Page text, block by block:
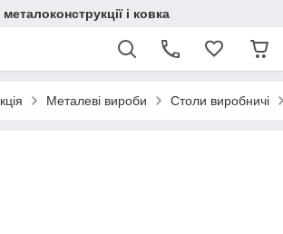
і ковка
Металеві вироби Столи виробничі